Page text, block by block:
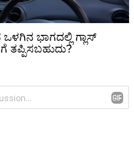
ಭಾಗದಲ್ಲಿ ಗ್ಲಾಸ್‌
ತಪ್ಪಿಸಬಹುದು?